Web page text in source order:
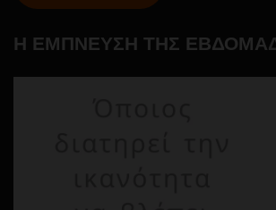
Η ΕΜΠΝΕΥΣΗ ΤΗΣ